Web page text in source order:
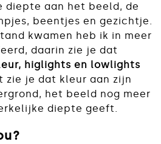
diepte aan het beeld, de
beentjes en gezichtje.
kwamen heb ik in meer
daarin zie je dat
higlights en lowlights
zie je dat kleur aan zijn
het beeld nog meer
diepte geeft.